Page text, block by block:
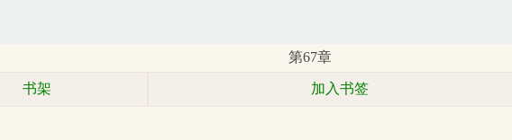
第67章
书架 加入书签